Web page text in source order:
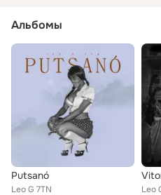
Альбомы
Putsanó
Leo G 7TN
Leo